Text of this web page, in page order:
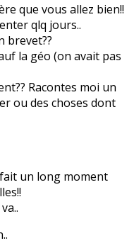
que vous allez bien!!
qlq jours..
brevet??
la géo (on avait pas
Racontes moi un
ou des choses dont
fait un long moment